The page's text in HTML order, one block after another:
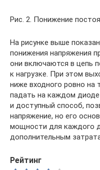
Рис. 2. Понижение
На рисунке выше
понижения напряжения
они включаются в цепь
к нагрузке. При этом
ниже входного ровно на
падать на каждом
и доступный способ,
напряжение, но его
мощности для каждого
дополнительным
Рейтинг